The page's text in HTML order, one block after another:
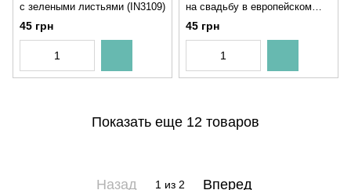
с зелеными листьями (IN3109)
45 грн
на свадьбу в европейском
стиле (01521)
45 грн
Показать еще 12 товаров
Назад 1из 2 Вперед